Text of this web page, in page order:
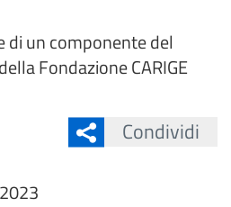
di un componente del
Fondazione CARIGE
Condividi